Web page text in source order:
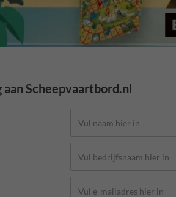
aan Scheepvaartbord.nl